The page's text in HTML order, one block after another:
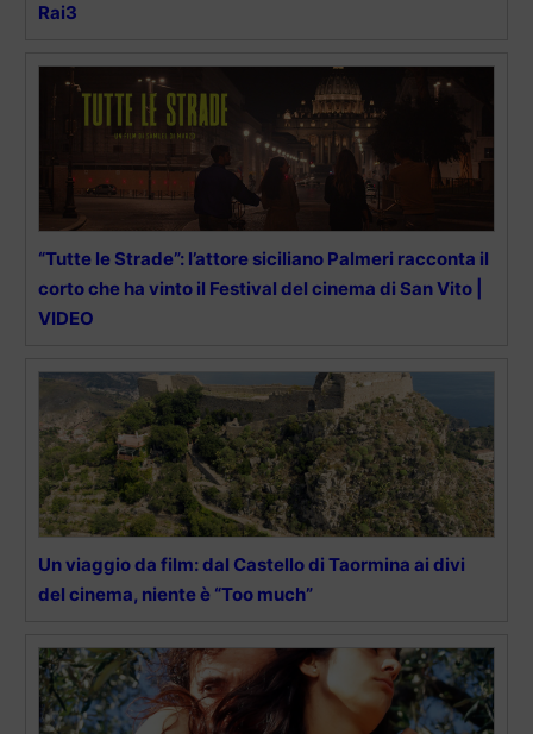
Rai3
“Tutte le Strade”: l’attore siciliano Palmeri racconta il
corto che ha vinto il Festival del cinema di San Vito |
VIDEO
Un viaggio da film: dal Castello di Taormina ai divi
del cinema, niente è “Too much”